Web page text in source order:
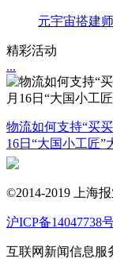
元宇宙搭建师
精彩活动
...
物流如何支持“买
16日“大国小工匠
©2014-2019 上海
沪ICP备14047738
互联网新闻信息服